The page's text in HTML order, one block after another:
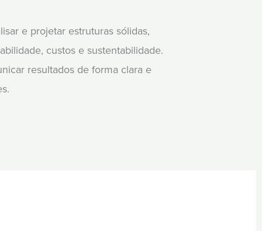
e projetar estruturas sólidas,
custos e sustentabilidade.
resultados de forma clara e